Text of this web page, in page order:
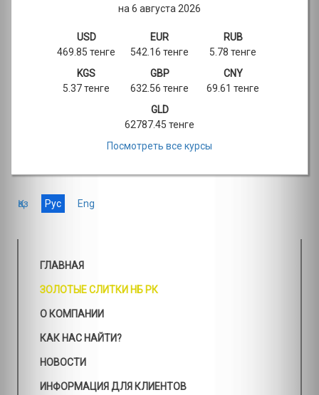
на 6 августа 2026
USD
469.85 тенге
EUR
542.16 тенге
RUB
5.78 тенге
KGS
5.37 тенге
GBP
632.56 тенге
CNY
69.61 тенге
GLD
62787.45 тенге
Посмотреть все курсы
Қаз Рус Eng
ГЛАВНАЯ
ЗОЛОТЫЕ СЛИТКИ НБ РК
О КОМПАНИИ
КАК НАС НАЙТИ?
НОВОСТИ
ИНФОРМАЦИЯ ДЛЯ КЛИЕНТОВ